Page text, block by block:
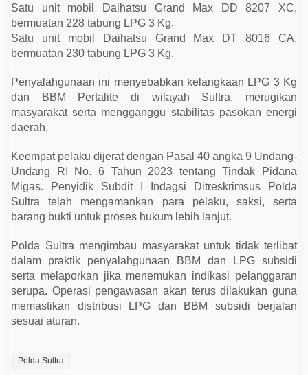
Satu unit mobil Daihatsu Grand Max DD 8207 XC,
bermuatan 228 tabung LPG 3 Kg.
Satu unit mobil Daihatsu Grand Max DT 8016 CA,
bermuatan 230 tabung LPG 3 Kg.
Penyalahgunaan ini menyebabkan kelangkaan LPG 3 Kg
dan BBM Pertalite di wilayah Sultra, merugikan
masyarakat serta mengganggu stabilitas pasokan energi
daerah.
Keempat pelaku dijerat dengan Pasal 40 angka 9 Undang-
Undang RI No. 6 Tahun 2023 tentang Tindak Pidana
Migas. Penyidik Subdit I Indagsi Ditreskrimsus Polda
Sultra telah mengamankan para pelaku, saksi, serta
barang bukti untuk proses hukum lebih lanjut.
Polda Sultra mengimbau masyarakat untuk tidak terlibat
dalam praktik penyalahgunaan BBM dan LPG subsidi
serta melaporkan jika menemukan indikasi pelanggaran
serupa. Operasi pengawasan akan terus dilakukan guna
memastikan distribusi LPG dan BBM subsidi berjalan
sesuai aturan.
Polda Sultra